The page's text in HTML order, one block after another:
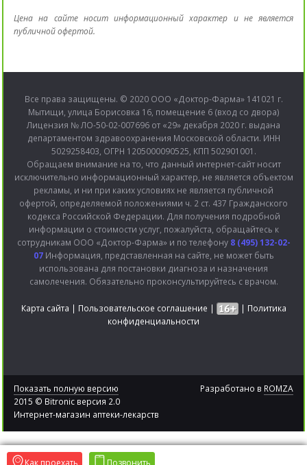
Цена на сайте носит информационный характер и не является
публичной офертой.
Все права защищены. © 2020 ООО «Доктор-Фарма» 141021 г.
Мытищи, улица Борисовка 16, помещение 6 (вход со двора)
Лицензия № ЛО-50-02-007696 от «29» декабря 2020 г. выдана
департаментом здравоохранения Московской области. ИНН
5029258403, ОГРН 1205000090525, КПП 502901001.
Обращаем внимание на то, что данный интернет-сайт носит
исключительно информационный характер, не является объектом
рекламы, и ни при каких условиях не является публичной
офертой, определяемой положениями ч. 2 ст. 437 Гражданского
кодекса Российской Федерации. Для получения подробной
информации о стоимости услуг, пожалуйста, обращайтесь к
сотрудникам ООО «Доктор-Фарма» и по телефону 8 (495) 132-02-
07Информация, представленная на сайте, не может быть
использована для постановки диагноза и назначения
самолечения. Обязательно проконсультируйтесь с врачом.
Карта сайта | Пользовательское соглашение | | Политика
конфиденциальности
Показать полную версию
2015 © Bitronic версия 2.0
Интернет-магазин аптеки-лекарств
Разработано в ROMZA
Как проехать Позвонить